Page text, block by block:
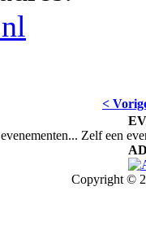
<
Zelf een
Copyright ©